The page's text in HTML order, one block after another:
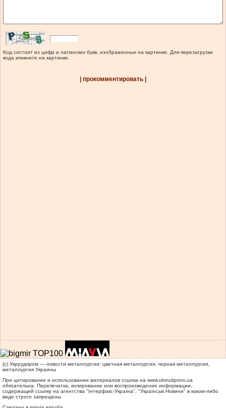
Код состоит из цифр и латинских букв, изображенных на картинке. Для перезагрузки
кода кликните на картинке.
| прокомментировать |
(c) Укррудпром — новости металлургии: цветная металлургия, черная металлургия,
металлургия Украины
При цитировании и использовании материалов ссылка на www.ukrrudprom.ua
обязательна. Перепечатка, копирование или воспроизведение информации,
содержащей ссылку на агентства "Iнтерфакс-Україна", "Українськi Новини" в каком-либо
виде строго запрещены